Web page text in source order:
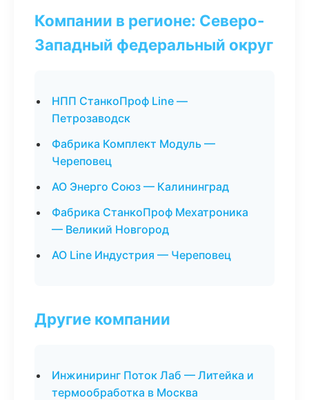
Компании в регионе: Северо-
Западный федеральный округ
НПП СтанкоПроф Line —
Петрозаводск
Фабрика Комплект Модуль —
Череповец
АО Энерго Союз — Калининград
Фабрика СтанкоПроф Мехатроника
— Великий Новгород
АО Line Индустрия — Череповец
Другие компании
Инжиниринг Поток Лаб — Литейка и
термообработка в Москва